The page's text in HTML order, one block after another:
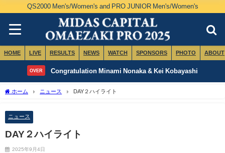
QS2000 Men's/Women's and PRO JUNIOR Men's/Women's
HOME LIVE RESULTS NEWS WATCH SPONSORS PHOTO ABOUT
OVER Congratulation Minami Nonaka & Kei Kobayashi
ホーム ニュース DAY２ハイライト
ニュース
DAY２ハイライト
2025年9月4日